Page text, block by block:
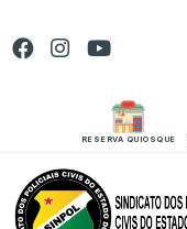
RESERVA QUIOSQUE